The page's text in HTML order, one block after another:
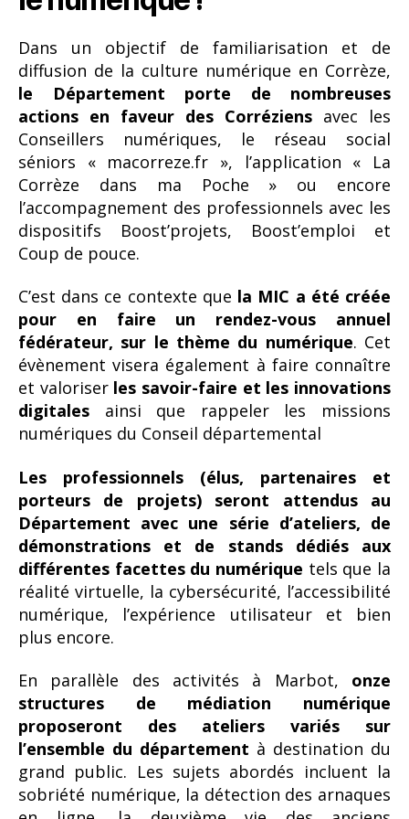
Dans un objectif de familiarisation et de
diffusion de la culture numérique en Corrèze,
le Département porte de nombreuses
actions en faveur des Corréziens avec les
Conseillers numériques, le réseau social
séniors « macorreze.fr », l’application « La
Corrèze dans ma Poche » ou encore
l’accompagnement des professionnels avec les
dispositifs Boost’projets, Boost’emploi et
Coup de pouce.
C’est dans ce contexte que la MIC a été créée
pour en faire un rendez-vous annuel
fédérateur, sur le thème du numérique. Cet
évènement visera également à faire connaître
et valoriser les savoir-faire et les innovations
digitales ainsi que rappeler les missions
numériques du Conseil départemental
Les professionnels (élus, partenaires et
porteurs de projets) seront attendus au
Département avec une série d’ateliers, de
démonstrations et de stands dédiés aux
différentes facettes du numérique tels que la
réalité virtuelle, la cybersécurité, l’accessibilité
numérique, l’expérience utilisateur et bien
plus encore.
En parallèle des activités à Marbot, onze
structures de médiation numérique
proposeront des ateliers variés sur
l’ensemble du département à destination du
grand public. Les sujets abordés incluent la
sobriété numérique, la détection des arnaques